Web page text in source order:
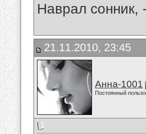
Наврал сонник,
21.11.2010, 23:45
Анна-1001
Постоянный